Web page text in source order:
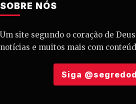
SOBRE NÓS
Um site segundo o coração de
notícias e muitos mais com
Siga